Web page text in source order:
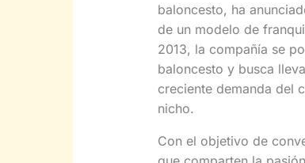
baloncesto, ha
de un modelo de
2013, la compañía se
baloncesto y busca
creciente demanda del
nicho.
Con el objetivo de